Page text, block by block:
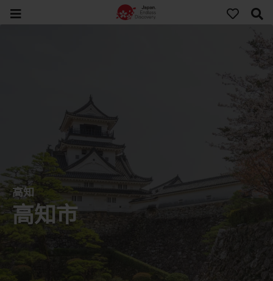
高知
高知市